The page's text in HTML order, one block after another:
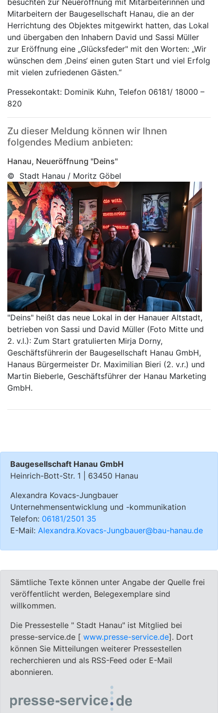
besuchten zur Neueröffnung mit Mitarbeiterinnen und
Mitarbeitern der Baugesellschaft Hanau, die an der
Herrichtung des Objektes mitgewirkt hatten, das Lokal
und übergaben den Inhabern David und Sassi Müller
zur Eröffnung eine „Glücksfeder" mit den Worten: „Wir
wünschen dem ‚Deins‘ einen guten Start und viel Erfolg
mit vielen zufriedenen Gästen.“
Pressekontakt: Dominik Kuhn, Telefon 06181/ 18000 –
820
Zu dieser Meldung können wir Ihnen
folgendes Medium anbieten:
Hanau, Neueröffnung "Deins"
© Stadt Hanau / Moritz Göbel
"Deins" heißt das neue Lokal in der Hanauer Altstadt,
betrieben von Sassi und David Müller (Foto Mitte und
2. v.l.): Zum Start gratulierten Mirja Dorny,
Geschäftsführerin der Baugesellschaft Hanau GmbH,
Hanaus Bürgermeister Dr. Maximilian Bieri (2. v.r.) und
Martin Bieberle, Geschäftsführer der Hanau Marketing
GmbH.
Baugesellschaft Hanau GmbH
Heinrich-Bott-Str. 1 | 63450 Hanau
Alexandra Kovacs-Jungbauer
Unternehmensentwicklung und -kommunikation
Telefon: 06181/2501 35
E-Mail: Alexandra.Kovacs-Jungbauer@bau-hanau.de
Sämtliche Texte können unter Angabe der Quelle frei
veröffentlicht werden, Belegexemplare sind
willkommen.
Die Pressestelle " Stadt Hanau" ist Mitglied bei
presse-service.de [ www.presse-service.de]. Dort
können Sie Mitteilungen weiterer Pressestellen
recherchieren und als RSS-Feed oder E-Mail
abonnieren.